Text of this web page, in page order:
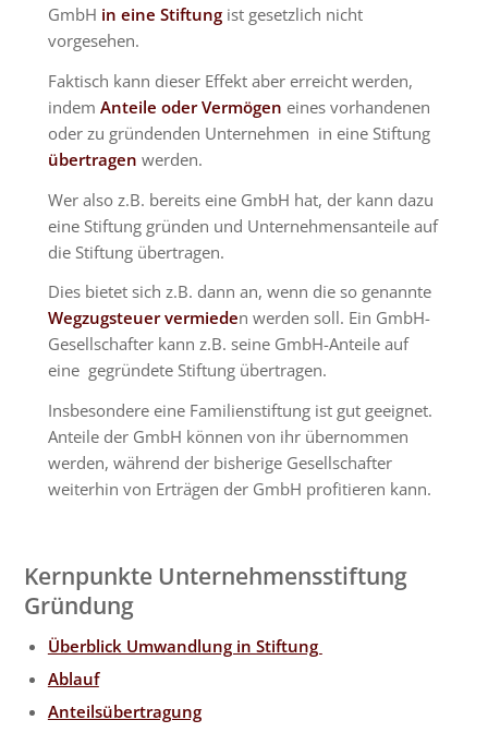
GmbH in eine Stiftung ist gesetzlich nicht
vorgesehen.
Faktisch kann dieser Effekt aber erreicht werden,
indemAnteile oder Vermögen eines vorhandenen
oder zu gründenden Unternehmen in eine Stiftung
übertragen werden.
Wer also z.B. bereits eine GmbH hat, der kann dazu
eine Stiftung gründen und Unternehmensanteile auf
die Stiftung übertragen.
Dies bietet sich z.B. dann an, wenn die so genannte
Wegzugsteuer vermieden werden soll. Ein GmbH-
Gesellschafter kann z.B. seine GmbH-Anteile auf
eine gegründete Stiftung übertragen.
Insbesondere eine Familienstiftung ist gut geeignet.
Anteile der GmbH können von ihr übernommen
werden, während der bisherige Gesellschafter
weiterhin von Erträgen der GmbH profitieren kann.
Kernpunkte Unternehmensstiftung
Gründung
Überblick Umwandlung in Stiftung
Ablauf
Anteilsübertragung